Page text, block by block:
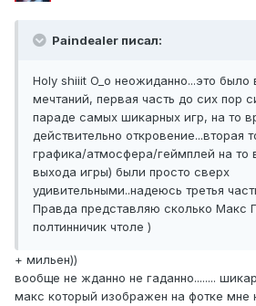
Paindealer писал:
Holy shiiit O_o неожиданно...это было
мечтаний, первая часть до сих пор
параде самых шикарных игр, на то
действительно откровение...вторая
графика/атмосфера/геймплей на то
выхода игры) были просто сверх
удивительными..надеюсь третья
Правда представляю сколько Макс
полтинничик чтоле )
+ мильен))
вообще не жданно не гаданно........
макс который изображен на фотке мне